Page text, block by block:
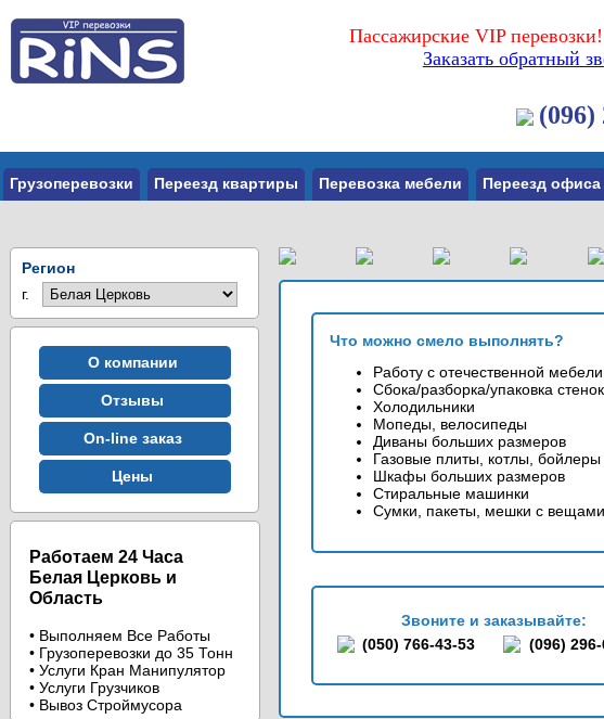
Пассажирские VIP
Заказать обратный
(096)
Грузоперевозки Переезд квартиры Перевозка мебели Переезд офиса
Регион
г.
О компании
Отзывы
On-line заказ
Цены
Работаем 24 Часа
Белая Церковь и
Область
• Выполняем Все Работы
• Грузоперевозки до 35 Тонн
• Услуги Кран Манипулятор
• Услуги Грузчиков
• Вывоз Строймусора
Что можно смело выполнять?
Работу с отечественной мебели
Сбока/разборка/упаковка стенок
Холодильники
Мопеды, велосипеды
Диваны больших размеров
Газовые плиты, котлы, бойлеры
Шкафы больших размеров
Стиральные машинки
Сумки, пакеты, мешки с вещами
Звоните и заказывайте:
(050) 766-43-53
(096)